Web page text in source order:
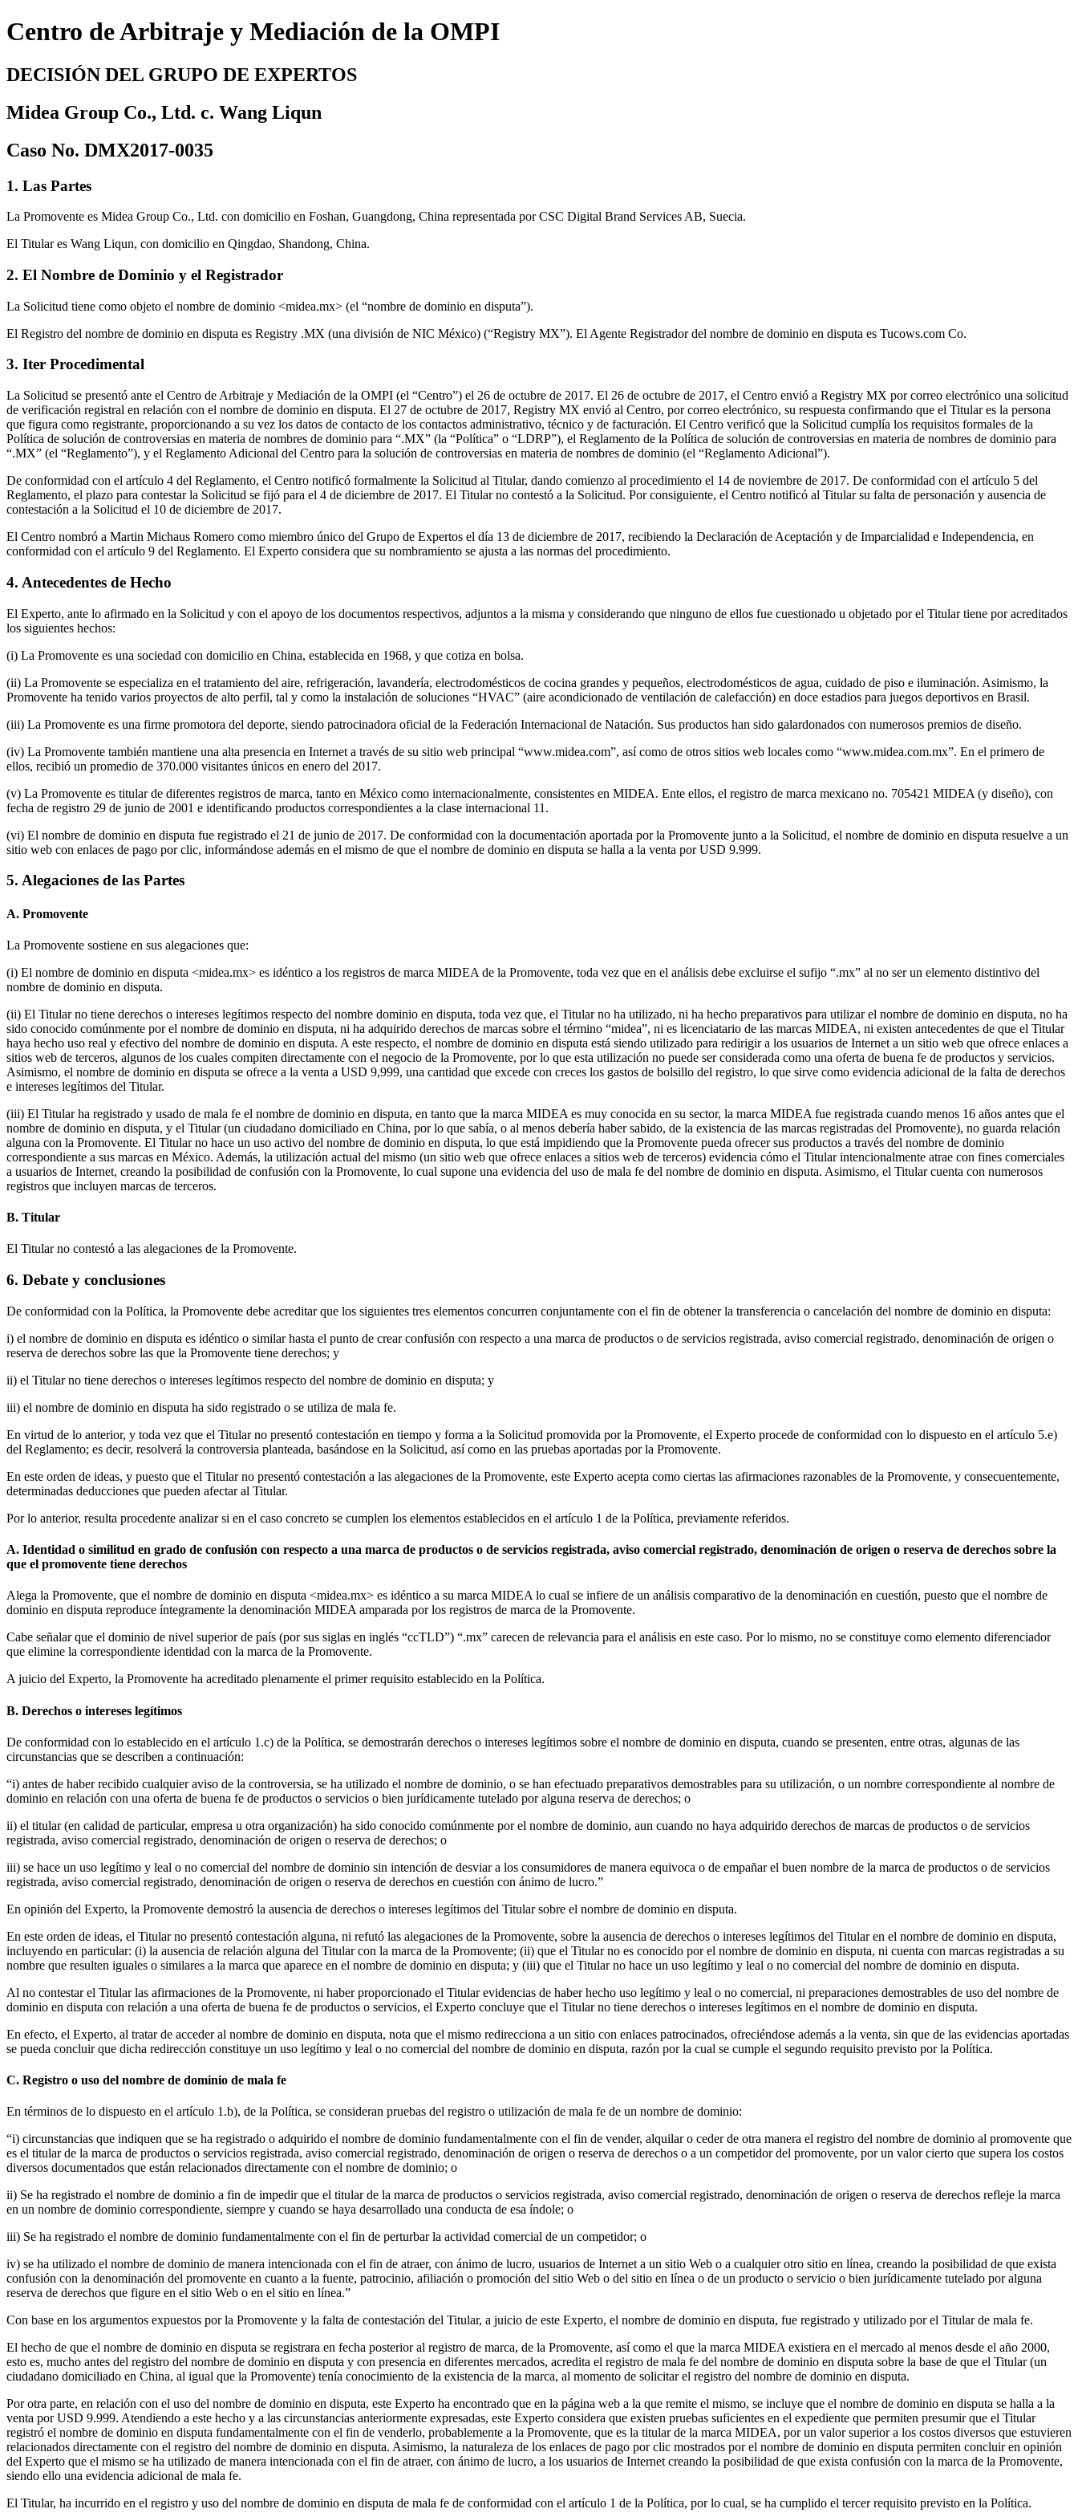
Centro de Arbitraje y Mediación de la OMPI
DECISIÓN DEL GRUPO DE EXPERTOS
Midea Group Co., Ltd. c. Wang Liqun
Caso No. DMX2017-0035
1. Las Partes
La Promovente es Midea Group Co., Ltd. con domicilio en Foshan, Guangdong, China representada por CSC Digital Brand Services AB, Suecia.
El Titular es Wang Liqun, con domicilio en Qingdao, Shandong, China.
2. El Nombre de Dominio y el Registrador
La Solicitud tiene como objeto el nombre de dominio <midea.mx> (el “nombre de dominio en disputa”).
El Registro del nombre de dominio en disputa es Registry .MX (una división de NIC México) (“Registry MX”). El Agente Registrador del nombre de dominio en disputa es Tucows.com Co.
3. Iter Procedimental
La Solicitud se presentó ante el Centro de Arbitraje y Mediación de la OMPI (el “Centro”) el 26 de octubre de 2017. El 26 de octubre de 2017, el Centro envió a Registry MX por correo electrónico una solicitud
de verificación registral en relación con el nombre de dominio en disputa. El 27 de octubre de 2017, Registry MX envió al Centro, por correo electrónico, su respuesta confirmando que el Titular es la persona
que figura como registrante, proporcionando a su vez los datos de contacto de los contactos administrativo, técnico y de facturación. El Centro verificó que la Solicitud cumplía los requisitos formales de la
Política de solución de controversias en materia de nombres de dominio para “.MX” (la “Política” o “LDRP”), el Reglamento de la Política de solución de controversias en materia de nombres de dominio para
“.MX” (el “Reglamento”), y el Reglamento Adicional del Centro para la solución de controversias en materia de nombres de dominio (el “Reglamento Adicional”).
De conformidad con el artículo 4 del Reglamento, el Centro notificó formalmente la Solicitud al Titular, dando comienzo al procedimiento el 14 de noviembre de 2017. De conformidad con el artículo 5 del
Reglamento, el plazo para contestar la Solicitud se fijó para el 4 de diciembre de 2017. El Titular no contestó a la Solicitud. Por consiguiente, el Centro notificó al Titular su falta de personación y ausencia de
contestación a la Solicitud el 10 de diciembre de 2017.
El Centro nombró a Martin Michaus Romero como miembro único del Grupo de Expertos el día 13 de diciembre de 2017, recibiendo la Declaración de Aceptación y de Imparcialidad e Independencia, en
conformidad con el artículo 9 del Reglamento. El Experto considera que su nombramiento se ajusta a las normas del procedimiento.
4. Antecedentes de Hecho
El Experto, ante lo afirmado en la Solicitud y con el apoyo de los documentos respectivos, adjuntos a la misma y considerando que ninguno de ellos fue cuestionado u objetado por el Titular tiene por acreditados
los siguientes hechos:
(i) La Promovente es una sociedad con domicilio en China, establecida en 1968, y que cotiza en bolsa.
(ii) La Promovente se especializa en el tratamiento del aire, refrigeración, lavandería, electrodomésticos de cocina grandes y pequeños, electrodomésticos de agua, cuidado de piso e iluminación. Asimismo, la
Promovente ha tenido varios proyectos de alto perfil, tal y como la instalación de soluciones “HVAC” (aire acondicionado de ventilación de calefacción) en doce estadios para juegos deportivos en Brasil.
(iii) La Promovente es una firme promotora del deporte, siendo patrocinadora oficial de la Federación Internacional de Natación. Sus productos han sido galardonados con numerosos premios de diseño.
(iv) La Promovente también mantiene una alta presencia en Internet a través de su sitio web principal “www.midea.com”, así como de otros sitios web locales como “www.midea.com.mx”. En el primero de
ellos, recibió un promedio de 370.000 visitantes únicos en enero del 2017.
(v) La Promovente es titular de diferentes registros de marca, tanto en México como internacionalmente, consistentes en MIDEA. Ente ellos, el registro de marca mexicano no. 705421 MIDEA (y diseño), con
fecha de registro 29 de junio de 2001 e identificando productos correspondientes a la clase internacional 11.
(vi) El nombre de dominio en disputa fue registrado el 21 de junio de 2017. De conformidad con la documentación aportada por la Promovente junto a la Solicitud, el nombre de dominio en disputa resuelve a un
sitio web con enlaces de pago por clic, informándose además en el mismo de que el nombre de dominio en disputa se halla a la venta por USD 9.999.
5. Alegaciones de las Partes
A. Promovente
La Promovente sostiene en sus alegaciones que:
(i) El nombre de dominio en disputa <midea.mx> es idéntico a los registros de marca MIDEA de la Promovente, toda vez que en el análisis debe excluirse el sufijo “.mx” al no ser un elemento distintivo del
nombre de dominio en disputa.
(ii) El Titular no tiene derechos o intereses legítimos respecto del nombre dominio en disputa, toda vez que, el Titular no ha utilizado, ni ha hecho preparativos para utilizar el nombre de dominio en disputa, no ha
sido conocido comúnmente por el nombre de dominio en disputa, ni ha adquirido derechos de marcas sobre el término “midea”, ni es licenciatario de las marcas MIDEA, ni existen antecedentes de que el Titular
haya hecho uso real y efectivo del nombre de dominio en disputa. A este respecto, el nombre de dominio en disputa está siendo utilizado para redirigir a los usuarios de Internet a un sitio web que ofrece enlaces a
sitios web de terceros, algunos de los cuales compiten directamente con el negocio de la Promovente, por lo que esta utilización no puede ser considerada como una oferta de buena fe de productos y servicios.
Asimismo, el nombre de dominio en disputa se ofrece a la venta a USD 9,999, una cantidad que excede con creces los gastos de bolsillo del registro, lo que sirve como evidencia adicional de la falta de derechos
e intereses legítimos del Titular.
(iii) El Titular ha registrado y usado de mala fe el nombre de dominio en disputa, en tanto que la marca MIDEA es muy conocida en su sector, la marca MIDEA fue registrada cuando menos 16 años antes que el
nombre de dominio en disputa, y el Titular (un ciudadano domiciliado en China, por lo que sabía, o al menos debería haber sabido, de la existencia de las marcas registradas del Promovente), no guarda relación
alguna con la Promovente. El Titular no hace un uso activo del nombre de dominio en disputa, lo que está impidiendo que la Promovente pueda ofrecer sus productos a través del nombre de dominio
correspondiente a sus marcas en México. Además, la utilización actual del mismo (un sitio web que ofrece enlaces a sitios web de terceros) evidencia cómo el Titular intencionalmente atrae con fines comerciales
a usuarios de Internet, creando la posibilidad de confusión con la Promovente, lo cual supone una evidencia del uso de mala fe del nombre de dominio en disputa. Asimismo, el Titular cuenta con numerosos
registros que incluyen marcas de terceros.
B. Titular
El Titular no contestó a las alegaciones de la Promovente.
6. Debate y conclusiones
De conformidad con la Política, la Promovente debe acreditar que los siguientes tres elementos concurren conjuntamente con el fin de obtener la transferencia o cancelación del nombre de dominio en disputa:
i) el nombre de dominio en disputa es idéntico o similar hasta el punto de crear confusión con respecto a una marca de productos o de servicios registrada, aviso comercial registrado, denominación de origen o
reserva de derechos sobre las que la Promovente tiene derechos; y
ii) el Titular no tiene derechos o intereses legítimos respecto del nombre de dominio en disputa; y
iii) el nombre de dominio en disputa ha sido registrado o se utiliza de mala fe.
En virtud de lo anterior, y toda vez que el Titular no presentó contestación en tiempo y forma a la Solicitud promovida por la Promovente, el Experto procede de conformidad con lo dispuesto en el artículo 5.e)
del Reglamento; es decir, resolverá la controversia planteada, basándose en la Solicitud, así como en las pruebas aportadas por la Promovente.
En este orden de ideas, y puesto que el Titular no presentó contestación a las alegaciones de la Promovente, este Experto acepta como ciertas las afirmaciones razonables de la Promovente, y consecuentemente,
determinadas deducciones que pueden afectar al Titular.
Por lo anterior, resulta procedente analizar si en el caso concreto se cumplen los elementos establecidos en el artículo 1 de la Política, previamente referidos.
A. Identidad o similitud en grado de confusión con respecto a una marca de productos o de servicios registrada, aviso comercial registrado, denominación de origen o reserva de derechos sobre la
que el promovente tiene derechos
Alega la Promovente, que el nombre de dominio en disputa <midea.mx> es idéntico a su marca MIDEA lo cual se infiere de un análisis comparativo de la denominación en cuestión, puesto que el nombre de
dominio en disputa reproduce íntegramente la denominación MIDEA amparada por los registros de marca de la Promovente.
Cabe señalar que el dominio de nivel superior de país (por sus siglas en inglés “ccTLD”) “.mx” carecen de relevancia para el análisis en este caso. Por lo mismo, no se constituye como elemento diferenciador
que elimine la correspondiente identidad con la marca de la Promovente.
A juicio del Experto, la Promovente ha acreditado plenamente el primer requisito establecido en la Política.
B. Derechos o intereses legítimos
De conformidad con lo establecido en el artículo 1.c) de la Política, se demostrarán derechos o intereses legítimos sobre el nombre de dominio en disputa, cuando se presenten, entre otras, algunas de las
circunstancias que se describen a continuación:
“i) antes de haber recibido cualquier aviso de la controversia, se ha utilizado el nombre de dominio, o se han efectuado preparativos demostrables para su utilización, o un nombre correspondiente al nombre de
dominio en relación con una oferta de buena fe de productos o servicios o bien jurídicamente tutelado por alguna reserva de derechos; o
ii) el titular (en calidad de particular, empresa u otra organización) ha sido conocido comúnmente por el nombre de dominio, aun cuando no haya adquirido derechos de marcas de productos o de servicios
registrada, aviso comercial registrado, denominación de origen o reserva de derechos; o
iii) se hace un uso legítimo y leal o no comercial del nombre de dominio sin intención de desviar a los consumidores de manera equivoca o de empañar el buen nombre de la marca de productos o de servicios
registrada, aviso comercial registrado, denominación de origen o reserva de derechos en cuestión con ánimo de lucro.”
En opinión del Experto, la Promovente demostró la ausencia de derechos o intereses legítimos del Titular sobre el nombre de dominio en disputa.
En este orden de ideas, el Titular no presentó contestación alguna, ni refutó las alegaciones de la Promovente, sobre la ausencia de derechos o intereses legítimos del Titular en el nombre de dominio en disputa,
incluyendo en particular: (i) la ausencia de relación alguna del Titular con la marca de la Promovente; (ii) que el Titular no es conocido por el nombre de dominio en disputa, ni cuenta con marcas registradas a su
nombre que resulten iguales o similares a la marca que aparece en el nombre de dominio en disputa; y (iii) que el Titular no hace un uso legítimo y leal o no comercial del nombre de dominio en disputa.
Al no contestar el Titular las afirmaciones de la Promovente, ni haber proporcionado el Titular evidencias de haber hecho uso legítimo y leal o no comercial, ni preparaciones demostrables de uso del nombre de
dominio en disputa con relación a una oferta de buena fe de productos o servicios, el Experto concluye que el Titular no tiene derechos o intereses legítimos en el nombre de dominio en disputa.
En efecto, el Experto, al tratar de acceder al nombre de dominio en disputa, nota que el mismo redirecciona a un sitio con enlaces patrocinados, ofreciéndose además a la venta, sin que de las evidencias aportadas
se pueda concluir que dicha redirección constituye un uso legítimo y leal o no comercial del nombre de dominio en disputa, razón por la cual se cumple el segundo requisito previsto por la Política.
C. Registro o uso del nombre de dominio de mala fe
En términos de lo dispuesto en el artículo 1.b), de la Política, se consideran pruebas del registro o utilización de mala fe de un nombre de dominio:
“i) circunstancias que indiquen que se ha registrado o adquirido el nombre de dominio fundamentalmente con el fin de vender, alquilar o ceder de otra manera el registro del nombre de dominio al promovente que
es el titular de la marca de productos o servicios registrada, aviso comercial registrado, denominación de origen o reserva de derechos o a un competidor del promovente, por un valor cierto que supera los costos
diversos documentados que están relacionados directamente con el nombre de dominio; o
ii) Se ha registrado el nombre de dominio a fin de impedir que el titular de la marca de productos o servicios registrada, aviso comercial registrado, denominación de origen o reserva de derechos refleje la marca
en un nombre de dominio correspondiente, siempre y cuando se haya desarrollado una conducta de esa índole; o
iii) Se ha registrado el nombre de dominio fundamentalmente con el fin de perturbar la actividad comercial de un competidor; o
iv) se ha utilizado el nombre de dominio de manera intencionada con el fin de atraer, con ánimo de lucro, usuarios de Internet a un sitio Web o a cualquier otro sitio en línea, creando la posibilidad de que exista
confusión con la denominación del promovente en cuanto a la fuente, patrocinio, afiliación o promoción del sitio Web o del sitio en línea o de un producto o servicio o bien jurídicamente tutelado por alguna
reserva de derechos que figure en el sitio Web o en el sitio en línea.”
Con base en los argumentos expuestos por la Promovente y la falta de contestación del Titular, a juicio de este Experto, el nombre de dominio en disputa, fue registrado y utilizado por el Titular de mala fe.
El hecho de que el nombre de dominio en disputa se registrara en fecha posterior al registro de marca, de la Promovente, así como el que la marca MIDEA existiera en el mercado al menos desde el año 2000,
esto es, mucho antes del registro del nombre de dominio en disputa y con presencia en diferentes mercados, acredita el registro de mala fe del nombre de dominio en disputa sobre la base de que el Titular (un
ciudadano domiciliado en China, al igual que la Promovente) tenía conocimiento de la existencia de la marca, al momento de solicitar el registro del nombre de dominio en disputa.
Por otra parte, en relación con el uso del nombre de dominio en disputa, este Experto ha encontrado que en la página web a la que remite el mismo, se incluye que el nombre de dominio en disputa se halla a la
venta por USD 9.999. Atendiendo a este hecho y a las circunstancias anteriormente expresadas, este Experto considera que existen pruebas suficientes en el expediente que permiten presumir que el Titular
registró el nombre de dominio en disputa fundamentalmente con el fin de venderlo, probablemente a la Promovente, que es la titular de la marca MIDEA, por un valor superior a los costos diversos que estuvieren
relacionados directamente con el registro del nombre de dominio en disputa. Asimismo, la naturaleza de los enlaces de pago por clic mostrados por el nombre de dominio en disputa permiten concluir en opinión
del Experto que el mismo se ha utilizado de manera intencionada con el fin de atraer, con ánimo de lucro, a los usuarios de Internet creando la posibilidad de que exista confusión con la marca de la Promovente,
siendo ello una evidencia adicional de mala fe.
El Titular, ha incurrido en el registro y uso del nombre de dominio en disputa de mala fe de conformidad con el artículo 1 de la Política, por lo cual, se ha cumplido el tercer requisito previsto en la Política.